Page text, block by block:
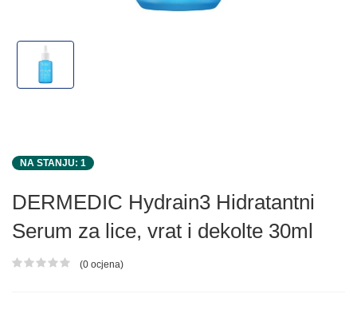
NA STANJU: 1
DERMEDIC Hydrain3 Hidratantni
Serum za lice, vrat i dekolte 30ml
Ocjena proizvoda
(0 ocjena)